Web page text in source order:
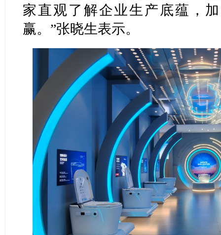
家直观了解企业生产底蕴，
赢。”张晓生表示。